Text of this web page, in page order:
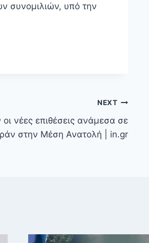
συνομιλιών, υπό την
NEXT
νέες επιθέσεις ανάμεσα σε
στην Μέση Ανατολή | in.gr